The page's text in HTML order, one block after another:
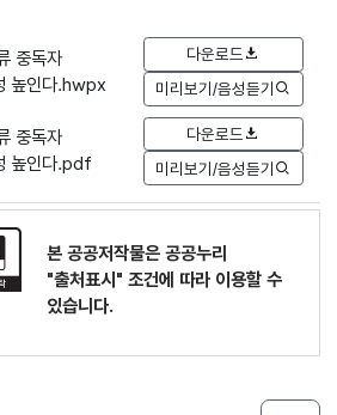
중독자
높인다.hwpx
다운로드
미리보기/음성듣기
중독자
높인다.pdf
다운로드
미리보기/음성듣기
본 공공저작물은 공공누리
"출처표시" 조건에 따라 이용할 수
있습니다.